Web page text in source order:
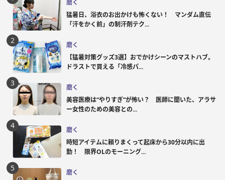
磨く
猛暑日、浴衣のお出かけも怖くない！ マンダム直伝
「汗をかく前」の制汗剤テク...
磨く
【猛暑対策グッズ3選】おでかけシーンのマストハブ。
ドラストで買える「冷感パ...
磨く
美容医療は“やりすぎ”が怖い？ 医師に聞いた、アラサ
ー女性のための美容との...
磨く
時短アイテムに頼りまくって起床から30分以内に出
勤！ 限界OLのモーニング...
磨く